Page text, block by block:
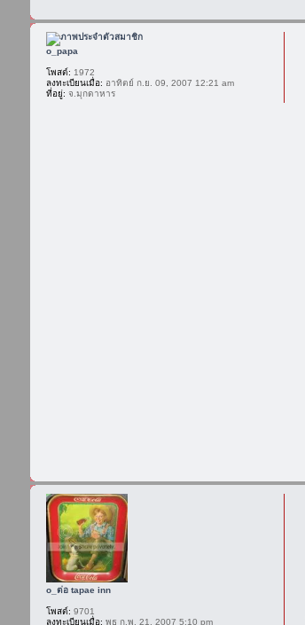
o_papa
โพสต์: 1972
ลงทะเบียนเมื่อ: อาทิตย์ ก.ย. 09, 2007 12:21 am
ที่อยู่: จ.มุกดาหาร
o_ต่อ tapae inn
โพสต์: 9701
ลงทะเบียนเมื่อ: พุธ ก.พ. 21, 2007 5:10 pm